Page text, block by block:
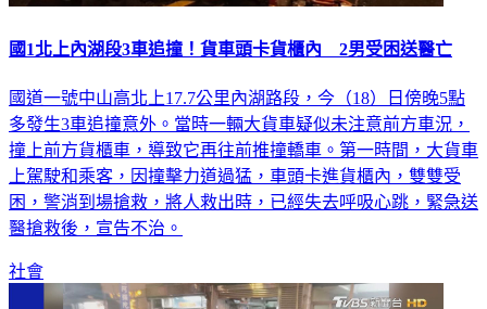
國1北上內湖段3車追撞！貨車頭卡貨櫃內 2男受困送醫亡
國道一號中山高北上17.7公里內湖路段，今（18）日傍晚5點
多發生3車追撞意外。當時一輛大貨車疑似未注意前方車況，
撞上前方貨櫃車，導致它再往前推撞轎車。第一時間，大貨車
上駕駛和乘客，因撞擊力道過猛，車頭卡進貨櫃內，雙雙受
困，警消到場搶救，將人救出時，已經失去呼吸心跳，緊急送
醫搶救後，宣告不治。
社會